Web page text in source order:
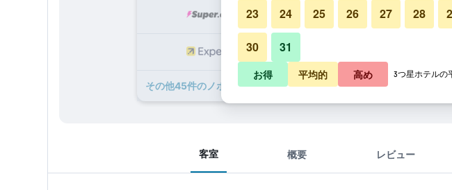
¥31,969 プランを見る
​その他45​件のノボテル ルガーノ パラディーゾのオファー
客室 概要 レビュー
23 24 25 26 27 28
30 31
お得 平均的 高め 3つ星ホテルの